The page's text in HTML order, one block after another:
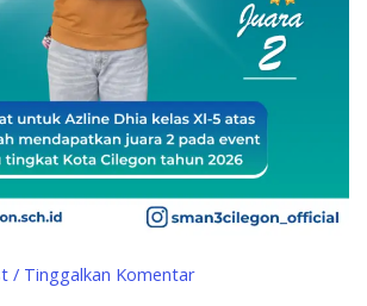
/ Tinggalkan Komentar